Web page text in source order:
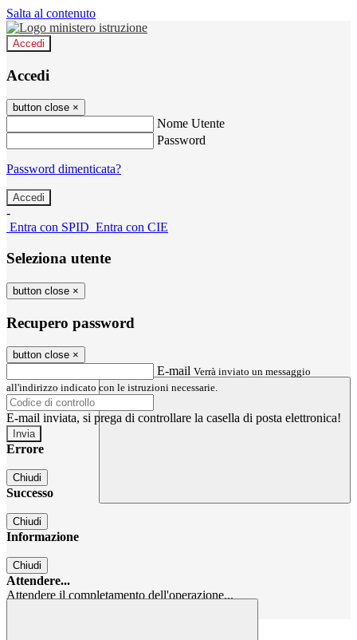
Salta al contenuto
Accedi
Accedi
button close ×
Nome Utente
Password
Password dimenticata?
-
Entra con SPID Entra con CIE
Seleziona utente
button close ×
Recupero password
button close ×
E-mail Verrà inviato un messaggio
all'indirizzo indicato con le istruzioni necessarie.
E-mail inviata, si prega di controllare la casella di posta elettronica!
Errore
Chiudi
Successo
Chiudi
Informazione
Chiudi
Attendere...
Attendere il completamento dell'operazione...